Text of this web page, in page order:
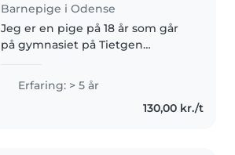
Barnepige i Odense
Jeg er en pige på 18 år som går
på gymnasiet på Tietgen
ansvarsbevidst, omsorgsfuld og
positiv person, som elsker at
være sammen med børn. Jeg er
Erfaring: > 5 år
130,00 kr./t